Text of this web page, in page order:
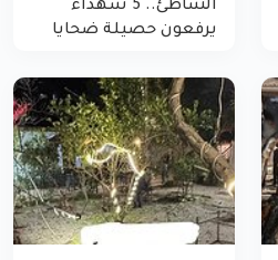
الشاطئ.. 5 شهداء
يرفعون حصيلة ضحايا